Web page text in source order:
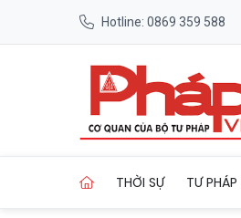
Hotline: 0869 359 588
THỜI SỰ TƯ PHÁP